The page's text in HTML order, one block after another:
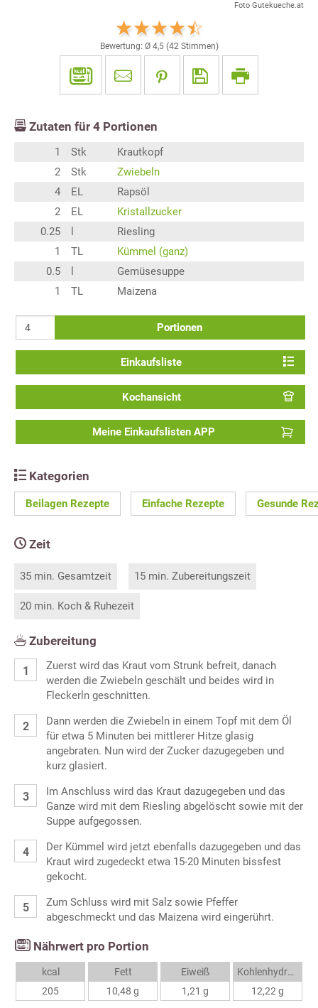
Foto Gutekueche.at
Bewertung: Ø 4,5(42Stimmen)
Zutaten für 4 Portionen
1 Stk
Krautkopf
2
Stk
Zwiebeln
4
EL
Rapsöl
2
EL
Kristallzucker
0.25
Riesling
1
TL
Kümmel (ganz)
0.5
Gemüsesuppe
1
TL Maizena
Portionen
Einkaufsliste
Kochansicht
Meine Einkaufslisten APP
Kategorien
Beilagen Rezepte Einfache Rezepte Gesunde
Zeit
35 min. Gesamtzeit 15 min. Zubereitungszeit
20 min. Koch & Ruhezeit
Zubereitung
Zuerst wird das Kraut vom Strunk befreit, danach
werden die Zwiebeln geschält und beides wird in
Fleckerln geschnitten.
Dann werden die Zwiebeln in einem Topf mit dem Öl
für etwa 5 Minuten bei mittlerer Hitze glasig
angebraten. Nun wird der Zucker dazugegeben und
kurz glasiert.
Im Anschluss wird das Kraut dazugegeben und das
Ganze wird mit dem Riesling abgelöscht sowie mit der
Suppe aufgegossen.
Der Kümmel wird jetzt ebenfalls dazugegeben und das
Kraut wird zugedeckt etwa 15-20 Minuten bissfest
gekocht.
Zum Schluss wird mit Salz sowie Pfeffer
abgeschmeckt und das Maizena wird eingerührt.
Nährwert pro Portion
kcal
205
Fett
10,48 g
Eiweiß
1,21 g
Kohlenhydrate
12,22 g